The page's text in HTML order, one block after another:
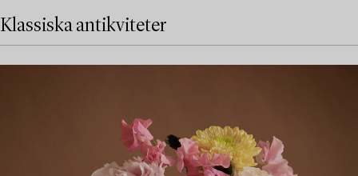
Klassiska antikviteter